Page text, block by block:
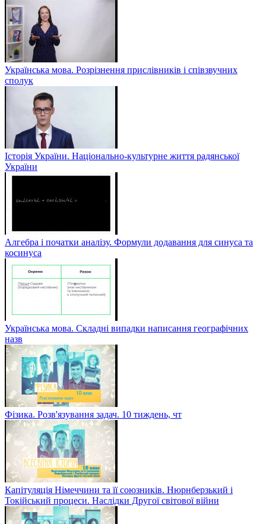
Українська мова. Розрізнення прислівників і співзвучних
сполук
Історія України. Національно-культурне життя радянської
України
Алгебра і початки аналізу. Формули додавання для синуса та
косинуса
Українська мова. Складні випадки написання географічних
назв
Фізика. Розв'язування задач. 10 тиждень, чт
Капітуляція Німеччини та її союзників. Нюрнберзький і
Токійський процеси. Наслідки Другої світової війни